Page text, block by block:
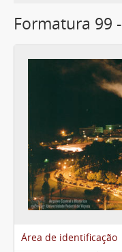
Formatura 99
Área de identificação